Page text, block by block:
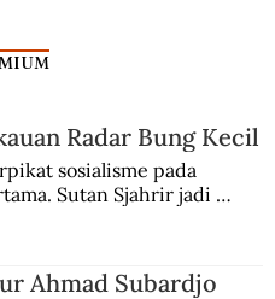
Radar Bung Kecil
sosialisme pada
Sutan Sjahrir jadi
Ahmad Subardjo